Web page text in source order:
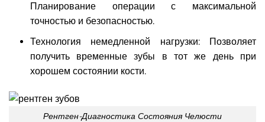
Планирование операции с максимальной
точностью и безопасностью.
Технология немедленной нагрузки: Позволяет
получить временные зубы в тот же день при
хорошем состоянии кости.
Рентген-Диагностика Состояния Челюсти